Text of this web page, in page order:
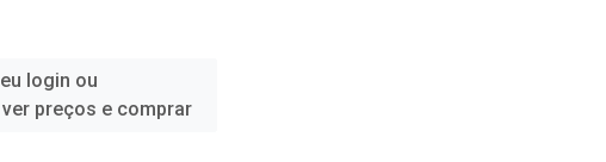
login ou
preços e comprar